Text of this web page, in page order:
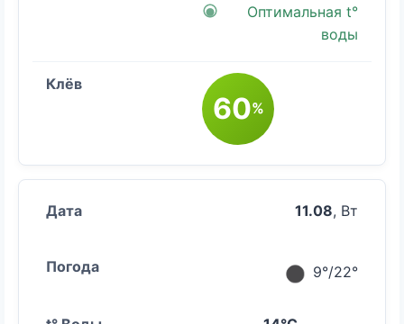
Оптимальная t°
воды
60%
11.08, Вт
9°/22°